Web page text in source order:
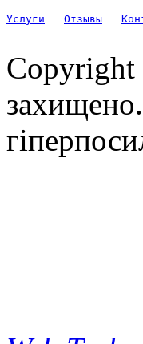
Услуги Отзывы